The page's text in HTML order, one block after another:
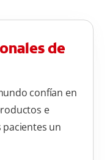
de
confían en
e
un